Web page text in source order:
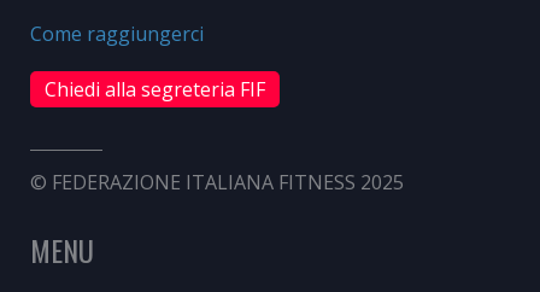
Come raggiungerci
Chiedi alla segreteria FIF
© FEDERAZIONE ITALIANA FITNESS 2025
MENU